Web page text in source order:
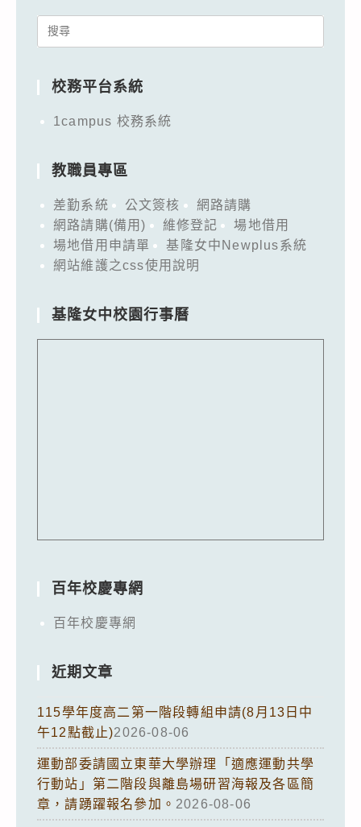
Search
校務平台系統
1campus 校務系統
教職員專區
差勤系統 公文簽核
網路請購
網路請購(備用)
維修登記
場地借用
場地借用申請單
基隆女中Newplus系統
網站維護之css使用說明
基隆女中校園行事曆
百年校慶專網
百年校慶專網
近期文章
115學年度高二第一階段轉組申請(8月13日中
午12點截止)2026-08-06
運動部委請國立東華大學辦理「適應運動共學
行動站」第二階段與離島場研習海報及各區簡
章，請踴躍報名參加。 2026-08-06